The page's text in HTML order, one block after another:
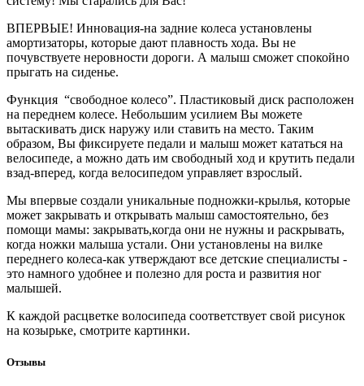
ВПЕРВЫЕ! Инновация-на задние колеса установлены
амортизаторы, которые дают плавность хода. Вы не
почувствуете неровности дороги. А малыш сможет спокойно
прыгать на сиденье.
Функция “свободное колесо”. Пластиковый диск расположен
на переднем колесе. Небольшим усилием Вы можете
вытаскивать диск наружу или ставить на место. Таким
образом, Вы фиксируете педали и малыш может кататься на
велосипеде, а можно дать им свободный ход и крутить педали
взад-вперед, когда велосипедом управляет взрослый.
Мы впервые создали уникальные подножки-крылья, которые
может закрывать и открывать малыш самостоятельно, без
помощи мамы: закрывать,когда они не нужны и раскрывать,
когда ножки малыша устали. Они установлены на вилке
переднего колеса-как утверждают все детские специалисты -
это намного удобнее и полезно для роста и развития ног
малышей.
К каждой расцветке волосипеда соответствует свой рисунок
на козырьке, смотрите картинки.
Отзывы